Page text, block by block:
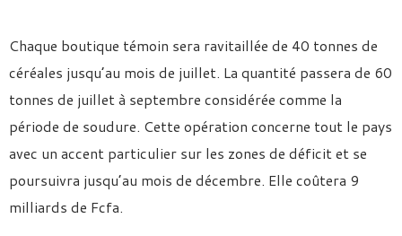
Chaque boutique témoin sera ravitaillée de 40 tonnes de
céréales jusqu’au mois de juillet. La quantité passera de 60
tonnes de juillet à septembre considérée comme la
période de soudure. Cette opération concerne tout le pays
avec un accent particulier sur les zones de déficit et se
poursuivra jusqu’au mois de décembre. Elle coûtera 9
milliards de Fcfa.